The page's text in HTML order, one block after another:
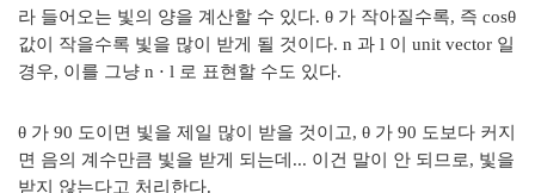
라 들어오는 빛의 양을 계산할 수 있다. θ 가 작아질수록, 즉 cosθ
값이 작을수록 빛을 많이 받게 될 것이다. n 과 l 이 unit vector 일
경우, 이를 그냥 n ⋅ l 로 표현할 수도 있다.
θ 가 90 도이면 빛을 제일 많이 받을 것이고, θ 가 90 도보다 커지
면 음의 계수만큼 빛을 받게 되는데... 이건 말이 안 되므로, 빛을
받지 않는다고 처리한다.